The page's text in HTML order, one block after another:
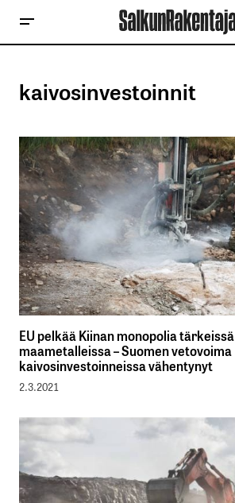
kaivosinvestoinnit
EU pelkää Kiinan monopolia tärkeissä
maametalleissa – Suomen vetovoima
kaivosinvestoinneissa vähentynyt
2.3.2021